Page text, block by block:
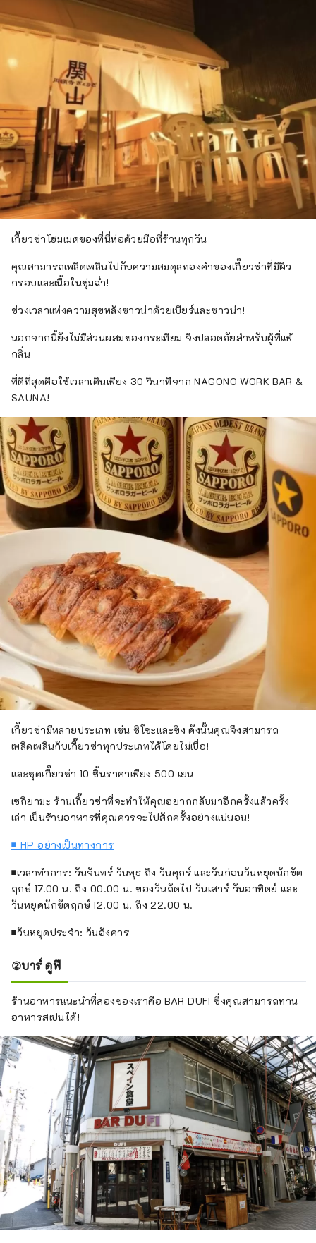
เกี๊ยวซ่าโฮมเมดของที่นี่ห่อด้วยมือที่ร้านทุกวัน
คุณสามารถเพลิดเพลินไปกับความสมดุลทองคำของเกี๊ยวซ่าที่มีผิว
กรอบและเนื้อในชุ่มฉ่ำ!
ช่วงเวลาแห่งความสุขหลังซาวน่าด้วยเบียร์และซาวน่า!
นอกจากนี้ยังไม่มีส่วนผสมของกระเทียม จึงปลอดภัยสำหรับผู้ที่แพ้
กลิ่น
ที่ดีที่สุดคือใช้เวลาเดินเพียง 30 วินาทีจาก NAGONO WORK BAR &
SAUNA!
เกี๊ยวซ่ามีหลายประเภท เช่น ชิโซะและขิง ดังนั้นคุณจึงสามารถ
เพลิดเพลินกับเกี๊ยวซ่าทุกประเภทได้โดยไม่เบื่อ!
และชุดเกี๊ยวซ่า 10 ชิ้นราคาเพียง 500 เยน
เซกิยามะ ร้านเกี๊ยวซ่าที่จะทำให้คุณอยากกลับมาอีกครั้งแล้วครั้ง
เล่า เป็นร้านอาหารที่คุณควรจะไปสักครั้งอย่างแน่นอน!
■ HP อย่างเป็นทางการ
■เวลาทำการ: วันจันทร์ วันพุธ ถึง วันศุกร์ และวันก่อนวันหยุดนักขัต
ฤกษ์ 17.00 น. ถึง 00.00 น. ของวันถัดไป วันเสาร์ วันอาทิตย์ และ
วันหยุดนักขัตฤกษ์ 12.00 น. ถึง 22.00 น.
■วันหยุดประจำ: วันอังคาร
②บาร์ ดูฟี
ร้านอาหารแนะนำที่สองของเราคือ BAR DUFI ซึ่งคุณสามารถทาน
อาหารสเปนได้!